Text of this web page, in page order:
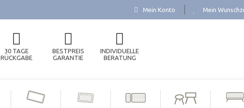
Mein Konto Mein
30 TAGE
RÜCKGABE
BESTPREIS
GARANTIE
INDIVIDUELLE
BERATUNG